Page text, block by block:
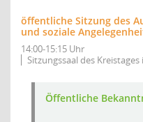
öffentliche Sitzung des
und soziale
14:00-15:15 Uhr
Sitzungssaal des
Öffentliche